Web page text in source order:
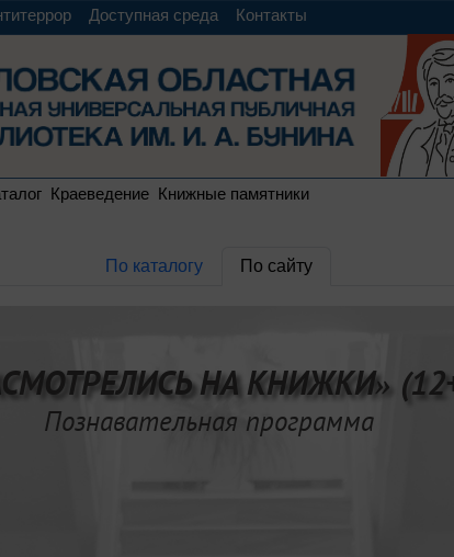
Доступная среда Контакты
Краеведение Книжные памятники
По каталогу По сайту
НА КНИЖКИ»
Познавательная программа